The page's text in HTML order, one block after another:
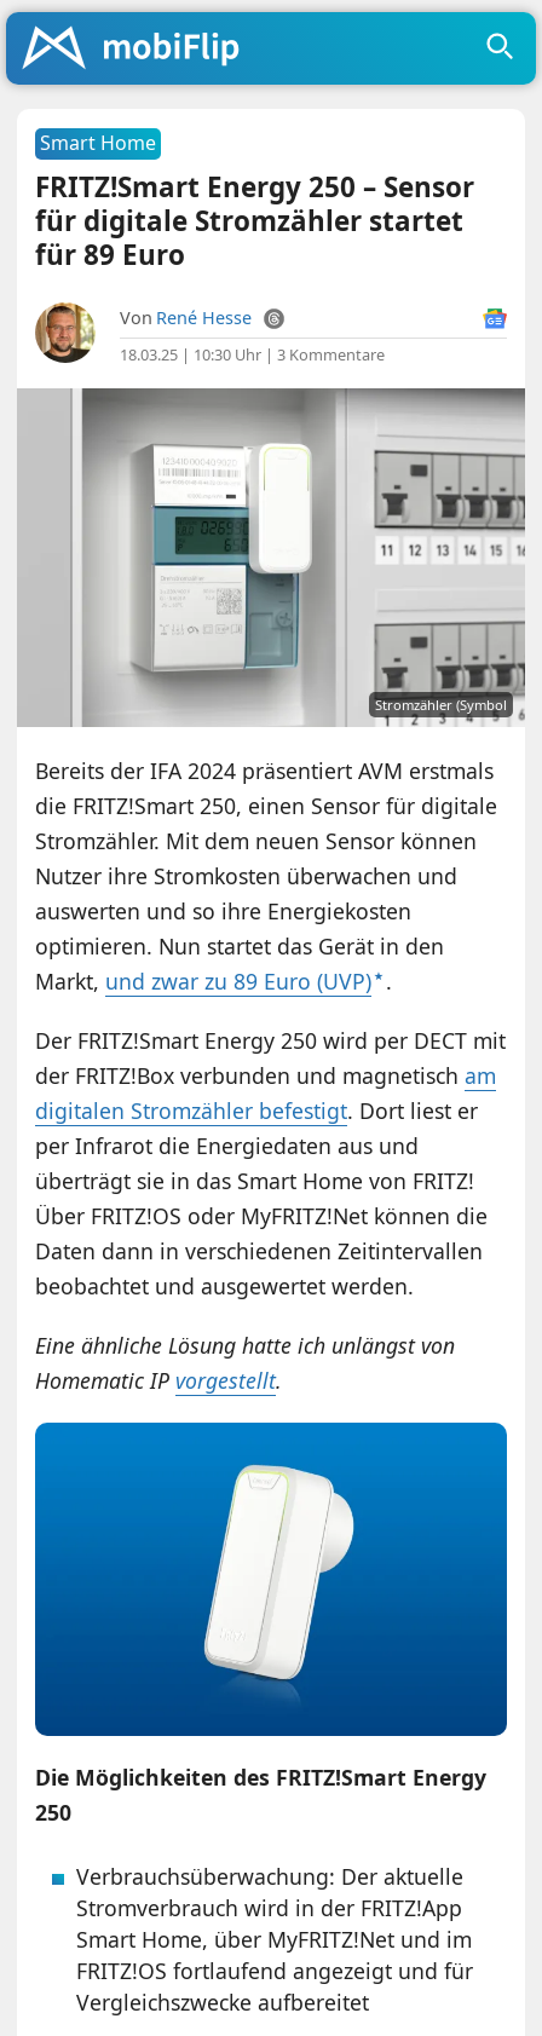
Smart Home
FRITZ!Smart Energy 250 – Sensor
für digitale Stromzähler startet
für 89 Euro
Von René Hesse
18.03.25 | 10:30 Uhr |3 Kommentare
Stromzähler (Symbol
Bereits der IFA 2024 präsentiert AVM erstmals
die FRITZ!Smart 250, einen Sensor für digitale
Stromzähler. Mit dem neuen Sensor können
Nutzer ihre Stromkosten überwachen und
auswerten und so ihre Energiekosten
optimieren. Nun startet das Gerät in den
Markt, und zwar zu 89 Euro (UVP) .
Der FRITZ!Smart Energy 250 wird per DECT mit
der FRITZ!Box verbunden und magnetischam
digitalen Stromzähler befestigt. Dort liest er
per Infrarot die Energiedaten aus und
überträgt sie in das Smart Home von FRITZ!
Über FRITZ!OS oder MyFRITZ!Net können die
Daten dann in verschiedenen Zeitintervallen
beobachtet und ausgewertet werden.
Eine ähnliche Lösung hatte ich unlängst von
Homematic IPvorgestellt.
Die Möglichkeiten des FRITZ!Smart Energy
250
Verbrauchsüberwachung: Der aktuelle
Stromverbrauch wird in der FRITZ!App
Smart Home, über MyFRITZ!Net und im
FRITZ!OS fortlaufend angezeigt und für
Vergleichszwecke aufbereitet